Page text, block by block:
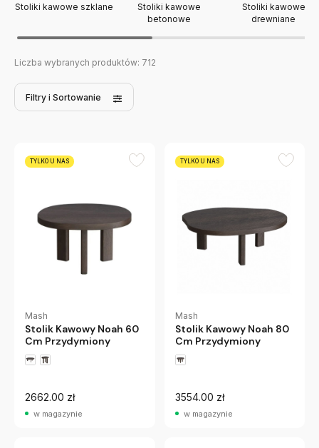
Stoliki kawowe szklane
Stoliki kawowe
betonowe
Stoliki kawowe
drewniane
Liczba wybranych produktów: 712
Filtry i Sortowanie
TYLKO U NAS
Mash
Stolik Kawowy Noah 60
Cm Przydymiony
2662.00 zł
w magazynie
TYLKO U NAS
Mash
Stolik Kawowy Noah 80
Cm Przydymiony
3554.00 zł
w magazynie